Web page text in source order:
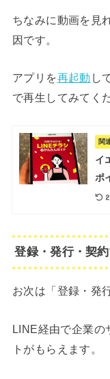
ちなみに動画を見
因です。
アプリを再起動 し
で再生してみてく
関
イ
ポ
登録・発行・契
お次は「登録・発
LINE経由で企業の
トがもらえます。